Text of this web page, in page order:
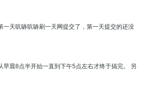
一天吭哧吭哧刷一天网提交了，第一天提交的还没
早晨8点半开始一直到下午5点左右才终于搞完。 另